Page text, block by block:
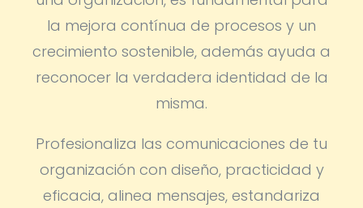
la mejora contínua de procesos y un
crecimiento sostenible, además ayuda a
reconocer la verdadera identidad de la
misma.
Profesionaliza las comunicaciones de tu
organización con diseño, practicidad y
eficacia, alinea mensajes, estandariza